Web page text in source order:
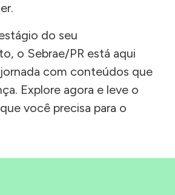
do seu
o Sebrae/PR está aqui
jornada com conteúdos que
Explore agora e leve o
você precisa para o